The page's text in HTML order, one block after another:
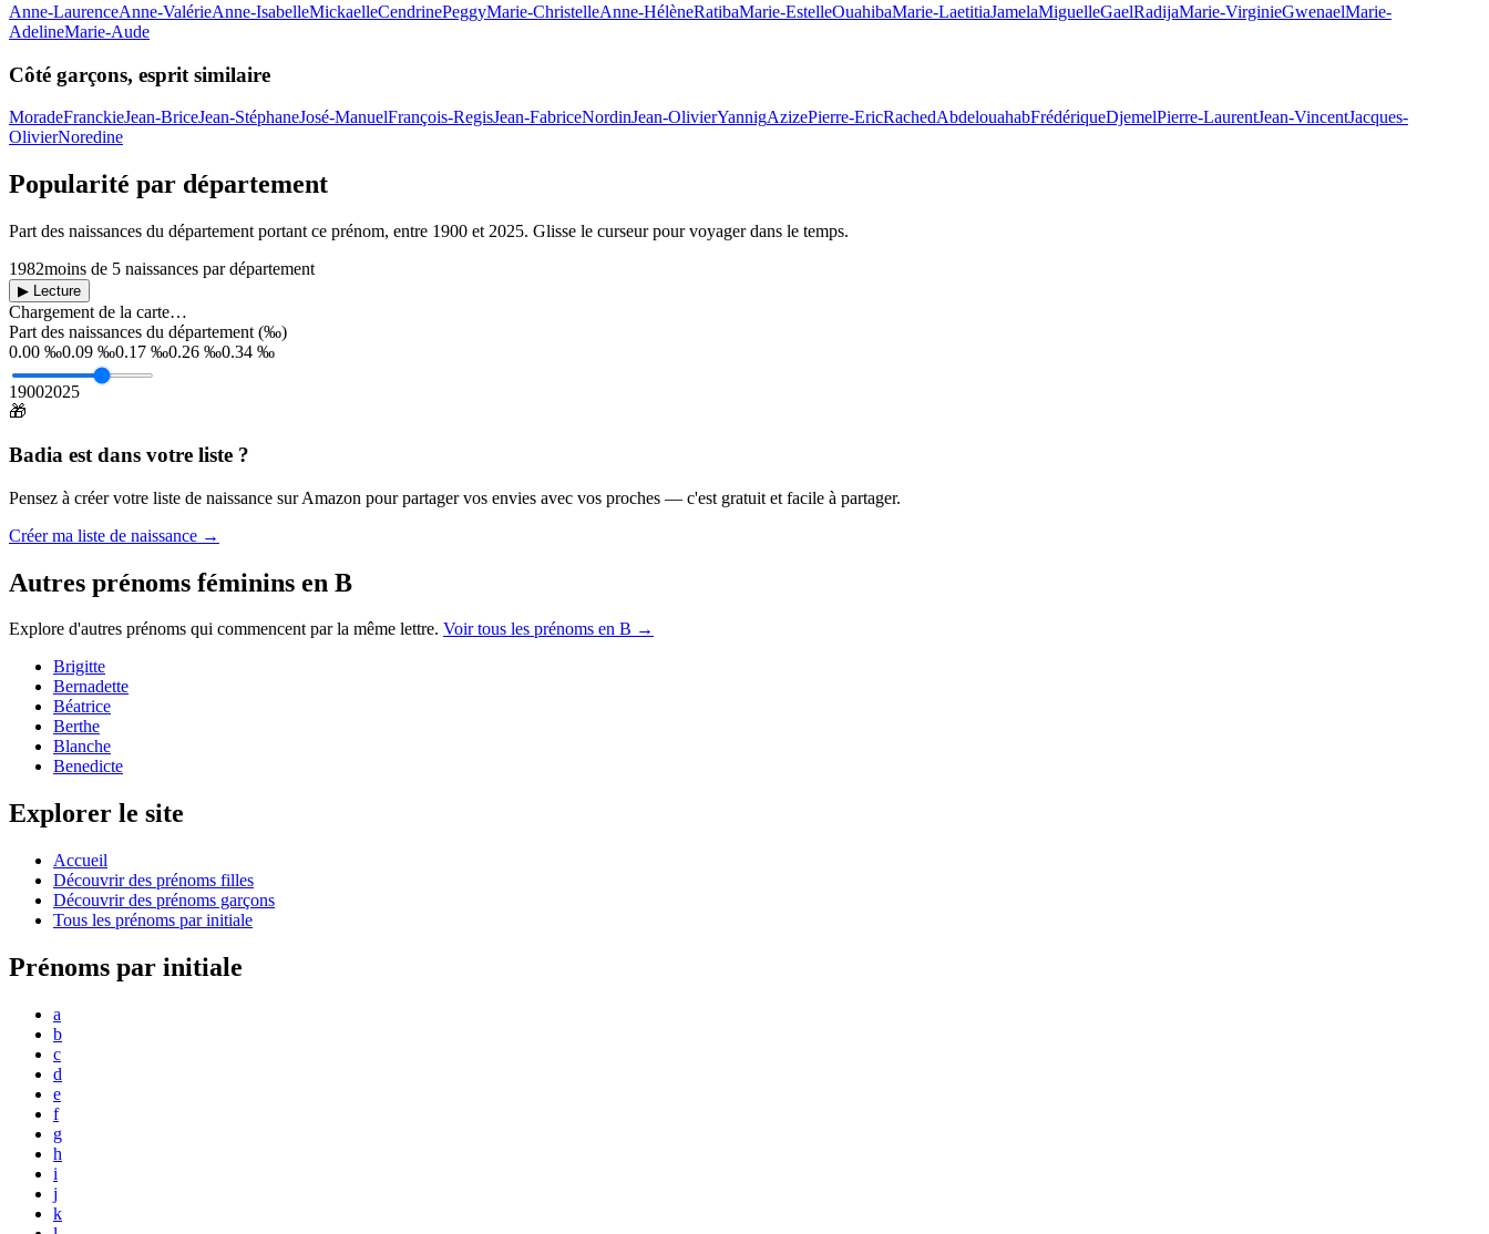
Anne-LaurenceAnne-ValérieAnne-IsabelleMickaelleCendrinePeggyMarie-ChristelleAnne-HélèneRatibaMarie-EstelleOuahibaMarie-LaetitiaJamelaMiguelleGaelRadijaMarie-VirginieGwenaelMarie-
AdelineMarie-Aude
Côté garçons, esprit similaire
MoradeFranckieJean-BriceJean-StéphaneJosé-ManuelFrançois-RegisJean-FabriceNordinJean-OlivierYannigAzizePierre-EricRachedAbdelouahabFrédériqueDjemelPierre-LaurentJean-VincentJacques-
OlivierNoredine
Popularité par département
Part des naissances du département portant ce prénom, entre 1900 et 2025. Glisse le curseur pour voyager dans le temps.
1982moins de 5 naissances par département
▶ Lecture
Chargement de la carte…
Part des naissances du département (‰)
0.00 ‰0.09 ‰0.17 ‰0.26 ‰0.34 ‰
19002025
🎁
Badia est dans votre liste ?
Pensez à créer votre liste de naissance sur Amazon pour partager vos envies avec vos proches — c'est gratuit et facile à partager.
Créer ma liste de naissance →
Autres prénoms féminins en B
Explore d'autres prénoms qui commencent par la même lettre. Voir tous les prénoms en B →
Brigitte
Bernadette
Béatrice
Berthe
Blanche
Benedicte
Explorer le site
Accueil
Découvrir des prénoms filles
Découvrir des prénoms garçons
Tous les prénoms par initiale
Prénoms par initiale
a
b
c
d
e
f
g
h
i
j
k